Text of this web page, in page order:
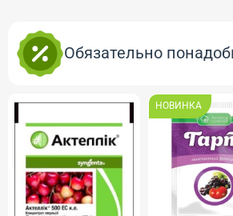
Обязательно
НОВИНКА